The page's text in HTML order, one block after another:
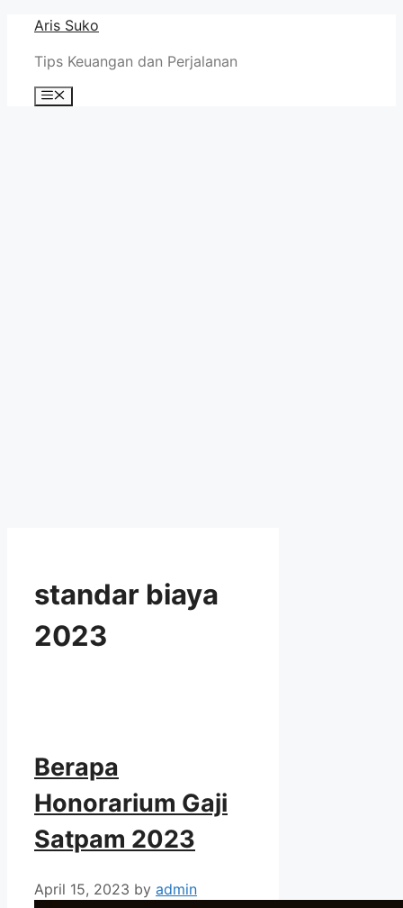
Skip
content
Aris Suko
Tips Keuangan dan Perjalanan
Menu
standar biaya
2023
Berapa
Honorarium Gaji
Satpam 2023
April 15, 2023 by admin